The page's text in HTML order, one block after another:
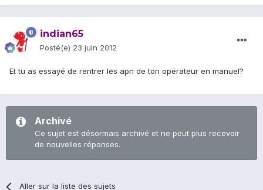
indian65
Posté(e) 23 juin 2012
Et tu as essayé de rentrer les apn de ton opérateur en manuel?
Archivé
Ce sujet est désormais archivé et ne peut plus recevoir
de nouvelles réponses.
Aller sur la liste des sujets